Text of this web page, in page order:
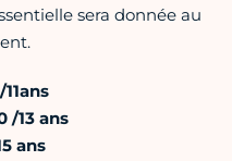
sera donnée au
/13 ans
ans